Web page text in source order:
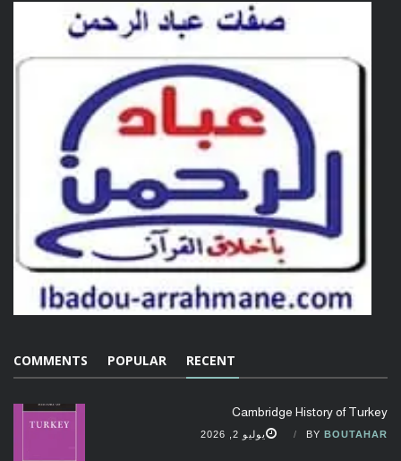
RECENT
POPULAR
COMMENTS
Cambridge History of Turkey
BY BOUTAHAR يوليو 2, 2026